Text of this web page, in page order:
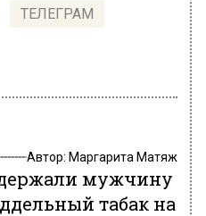
ТЕЛЕГРАМ
Автор: Маргарита Матяж
мужчину
табак на